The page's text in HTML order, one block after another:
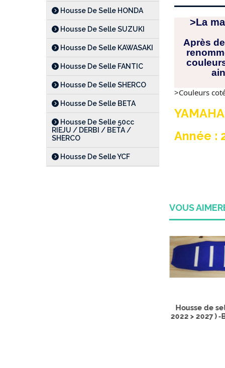
Housse De Selle HONDA
Housse De Selle SUZUKI
Housse De Selle KAWASAKI
Housse De Selle FANTIC
Housse De Selle SHERCO
Housse De Selle BETA
Housse De Selle 50cc
RIEJU / DERBI / BETA /
SHERCO
Housse De Selle YCF
>La
Après
>Couleurs
Année :
VOUS